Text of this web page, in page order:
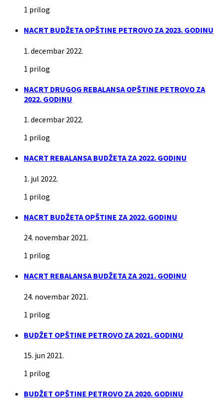
1 prilog
NACRT BUDŽETA OPŠTINE PETROVO ZA 2023. GODINU
1. decembar 2022.
1 prilog
NACRT DRUGOG REBALANSA OPŠTINE PETROVO ZA
2022. GODINU
1. decembar 2022.
1 prilog
NACRT REBALANSA BUDŽETA ZA 2022. GODINU
1. jul 2022.
1 prilog
NACRT BUDŽETA OPŠTINE ZA 2022. GODINU
24. novembar 2021.
1 prilog
NACRT REBALANSA BUDŽETA ZA 2021. GODINU
24. novembar 2021.
1 prilog
BUDŽET OPŠTINE PETROVO ZA 2021. GODINU
15. jun 2021.
1 prilog
BUDŽET OPŠTINE PETROVO ZA 2020. GODINU